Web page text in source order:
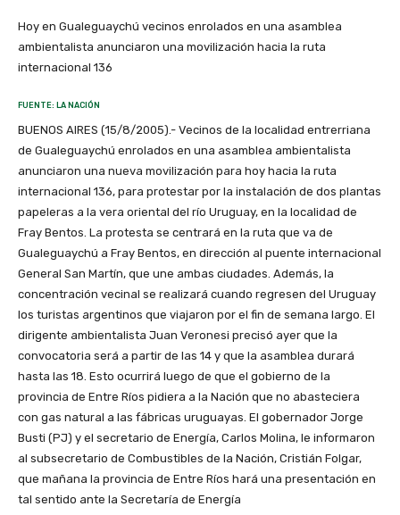
Hoy en Gualeguaychú vecinos enrolados en una asamblea
ambientalista anunciaron una movilización hacia la ruta
internacional 136
FUENTE: LA NACIÓN
BUENOS AIRES (15/8/2005).- Vecinos de la localidad entrerriana
de Gualeguaychú enrolados en una asamblea ambientalista
anunciaron una nueva movilización para hoy hacia la ruta
internacional 136, para protestar por la instalación de dos plantas
papeleras a la vera oriental del río Uruguay, en la localidad de
Fray Bentos. La protesta se centrará en la ruta que va de
Gualeguaychú a Fray Bentos, en dirección al puente internacional
General San Martín, que une ambas ciudades. Además, la
concentración vecinal se realizará cuando regresen del Uruguay
los turistas argentinos que viajaron por el fin de semana largo. El
dirigente ambientalista Juan Veronesi precisó ayer que la
convocatoria será a partir de las 14 y que la asamblea durará
hasta las 18. Esto ocurrirá luego de que el gobierno de la
provincia de Entre Ríos pidiera a la Nación que no abasteciera
con gas natural a las fábricas uruguayas. El gobernador Jorge
Busti (PJ) y el secretario de Energía, Carlos Molina, le informaron
al subsecretario de Combustibles de la Nación, Cristián Folgar,
que mañana la provincia de Entre Ríos hará una presentación en
tal sentido ante la Secretaría de Energía